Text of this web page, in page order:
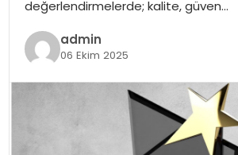
TEKNOLOJI
YAŞAM
değerlendirmelerde; kalite, güven…
admin
06 Ekim 2025